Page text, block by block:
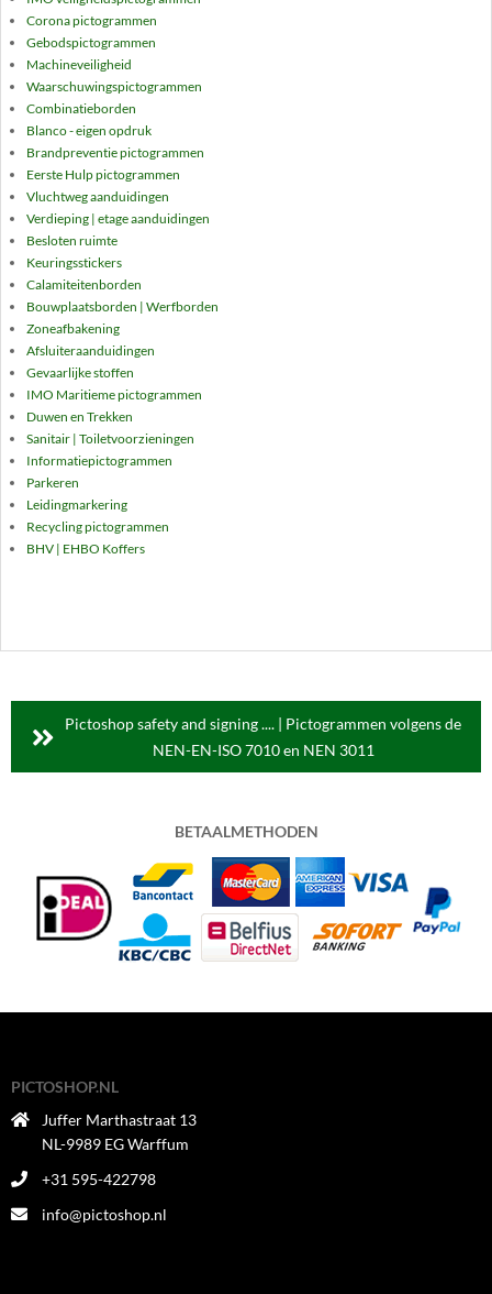
productpagina
Corona pictogrammen
Gebodspictogrammen
Machineveiligheid
Waarschuwingspictogrammen
Combinatieborden
Blanco - eigen opdruk
Brandpreventie pictogrammen
Eerste Hulp pictogrammen
Vluchtweg aanduidingen
Verdieping | etage aanduidingen
Besloten ruimte
Keuringsstickers
Calamiteitenborden
Bouwplaatsborden | Werfborden
Zoneafbakening
Afsluiteraanduidingen
Gevaarlijke stoffen
IMO Maritieme pictogrammen
Duwen en Trekken
Sanitair | Toiletvoorzieningen
Informatiepictogrammen
Parkeren
Leidingmarkering
Recycling pictogrammen
BHV | EHBO Koffers
Pictoshop safety and signing .... | Pictogrammen volgens de
NEN-EN-ISO 7010 en NEN 3011
BETAALMETHODEN
PICTOSHOP.NL
Juffer Marthastraat 13
NL-9989 EG Warffum
+31 595-422798
info@pictoshop.nl